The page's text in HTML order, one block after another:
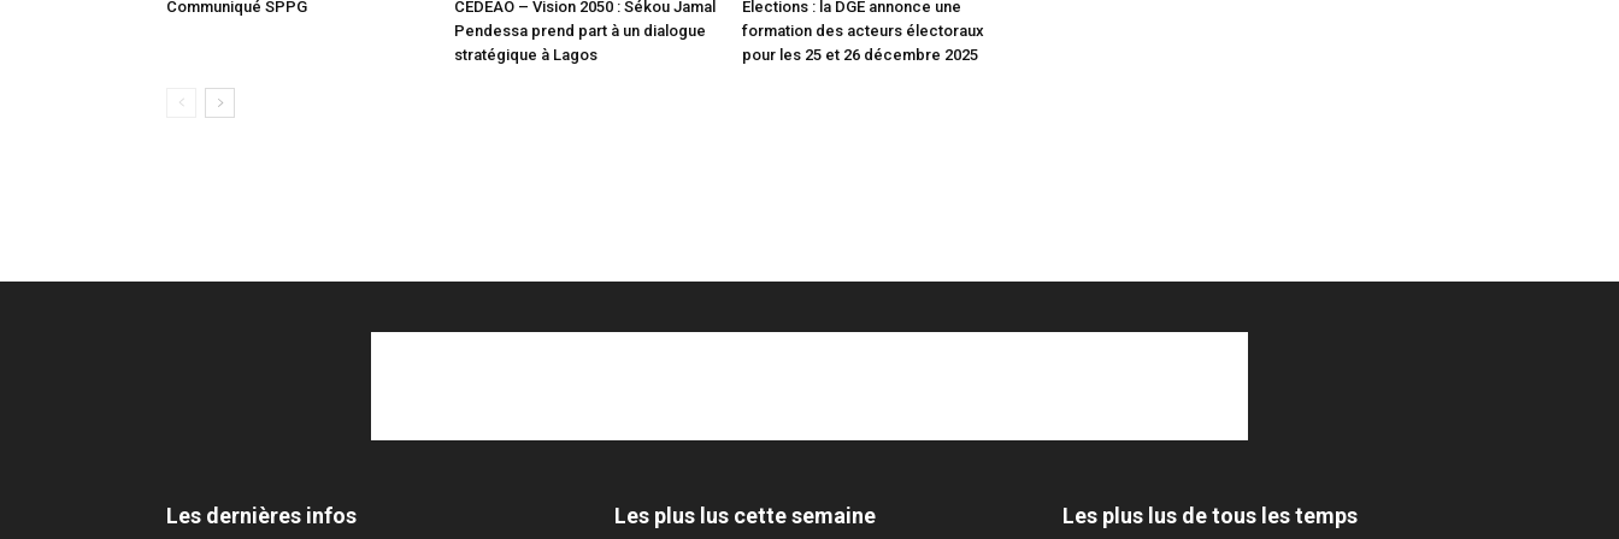
Communiqué SPPG
CEDEAO – Vision 2050 : Sékou Jamal
Pendessa prend part à un dialogue
stratégique à Lagos
Élections : la DGE annonce une
formation des acteurs électoraux
pour les 25 et 26 décembre 2025
Les dernières infos Les plus lus cette semaine Les plus lus de tous les temps